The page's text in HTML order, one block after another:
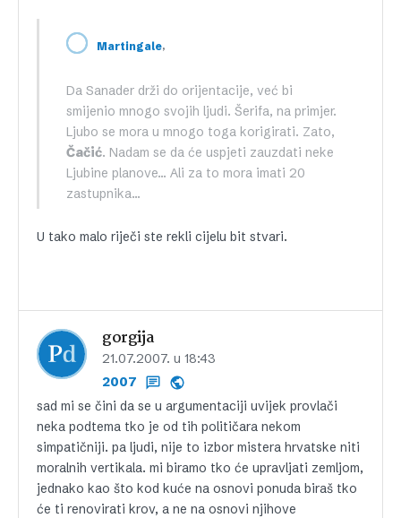
Martingale,
Da Sanader drži do orijentacije, već bi
smijenio mnogo svojih ljudi. Šerifa, na primjer.
Ljubo se mora u mnogo toga korigirati. Zato,
Čačić. Nadam se da će uspjeti zauzdati neke
Ljubine planove… Ali za to mora imati 20
zastupnika…
U tako malo riječi ste rekli cijelu bit stvari.
gorgija
21.07.2007. u 18:43
2007
sad mi se čini da se u argumentaciji uvijek provlači
neka podtema tko je od tih političara nekom
simpatičniji. pa ljudi, nije to izbor mistera hrvatske niti
moralnih vertikala. mi biramo tko će upravljati zemljom,
jednako kao što kod kuće na osnovi ponuda biraš tko
će ti renovirati krov, a ne na osnovi njihove